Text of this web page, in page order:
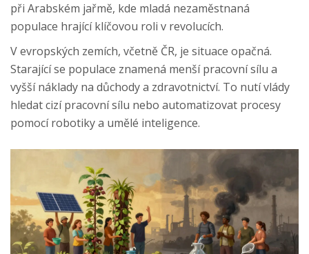
při Arabském jařmě, kde mladá nezaměstnaná
populace hrající klíčovou roli v revolucích.
V evropských zemích, včetně ČR, je situace opačná.
Starající se populace znamená menší pracovní sílu a
vyšší náklady na důchody a zdravotnictví. To nutí vlády
hledat cizí pracovní sílu nebo automatizovat procesy
pomocí robotiky a umělé inteligence.